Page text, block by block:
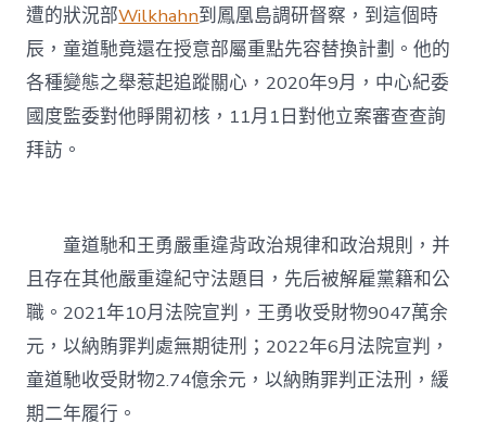
遭的狀況部Wilkhahn到鳳凰島調研督察，到這個時
辰，童道馳竟還在授意部屬重點先容替換計劃。他的
各種變態之舉惹起追蹤關心，2020年9月，中心紀委
國度監委對他睜開初核，11月1日對他立案審查查詢
拜訪。
童道馳和王勇嚴重違背政治規律和政治規則，并
且存在其他嚴重違紀守法題目，先后被解雇黨籍和公
職。2021年10月法院宣判，王勇收受財物9047萬余
元，以納賄罪判處無期徒刑；2022年6月法院宣判，
童道馳收受財物2.74億余元，以納賄罪判正法刑，緩
期二年履行。